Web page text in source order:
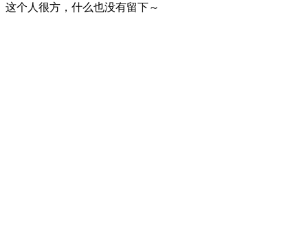
这个人很方，什么也没有留下～